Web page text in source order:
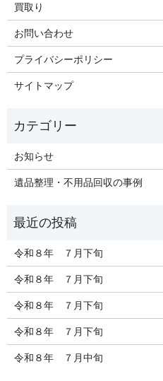
買取り
お問い合わせ
プライバシーポリシー
サイトマップ
お知らせ
遺品整理・不用品回収の事例
令和８年 ７月下旬
令和８年 ７月下旬
令和８年 ７月下旬
令和８年 ７月下旬
令和８年 ７月中旬